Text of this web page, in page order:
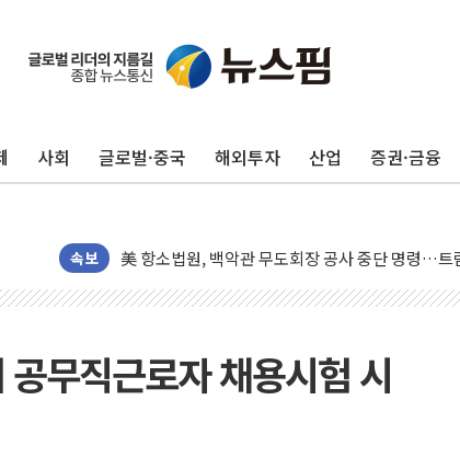
사회 글로벌·중국 해외투자 산업 증권·금융
속보
[종합] 이슬람 수니파 3국, '공동방위협정' 체결…
트럼프, 백신·자폐증 행정명령 검토…"이르면 다
이란 핵심 원유 수출항 '하르그섬', 최근 1주일 이
美 고용 쇼크에 엔화 장중 급등…시장은 "또 개입
뉴욕증시 프리뷰, 美 고용 쇼크에 금리 인상 우려
[종합] 美 7월 고용 2만3000명 감소 '쇼크'…9월 금
무직근로자 채용시험 시